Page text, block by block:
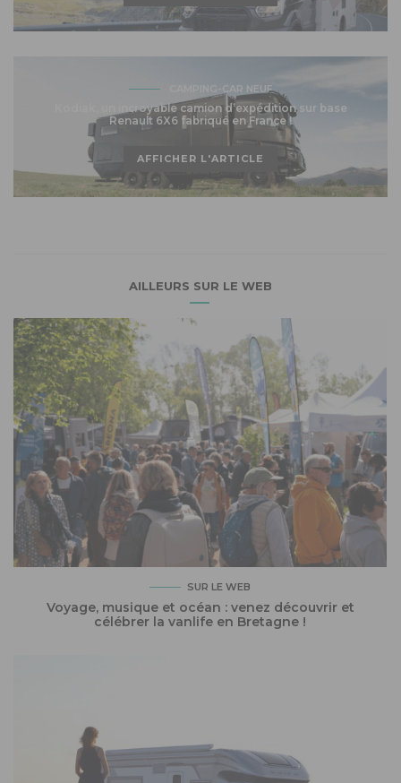
CAMPING-CAR NEUF
Kodiak, un incroyable camion d’expédition sur base
Renault 6X6 fabriqué en France !
AFFICHER L'ARTICLE
AILLEURS SUR LE WEB
SUR LE WEB
Voyage, musique et océan : venez découvrir et
célébrer la vanlife en Bretagne !